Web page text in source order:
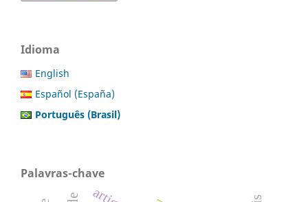
Idioma
English
Español (España)
Português (Brasil)
Palavras-chave